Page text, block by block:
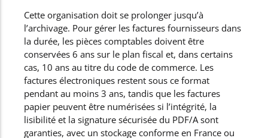
Cette organisation doit se prolonger jusqu’à
l’archivage. Pour gérer les factures fournisseurs dans
la durée, les pièces comptables doivent être
conservées 6 ans sur le plan fiscal et, dans certains
cas, 10 ans au titre du code de commerce. Les
factures électroniques restent sous ce format
pendant au moins 3 ans, tandis que les factures
papier peuvent être numérisées si l’intégrité, la
lisibilité et la signature sécurisée du PDF/A sont
garanties, avec un stockage conforme en France ou